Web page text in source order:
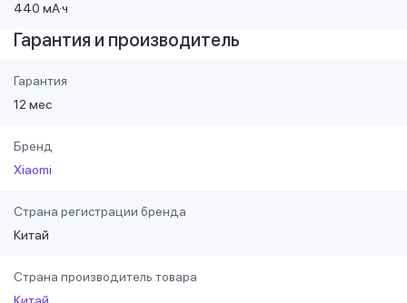
440 мА·ч
Гарантия и производитель
Гарантия
12 мес
Бренд
Xiaomi
Страна регистрации бренда
Китай
Страна производитель товара